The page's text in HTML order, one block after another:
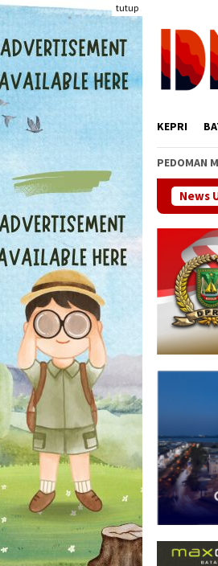
Loncat
ke
konten
tutup
KEPRI
PEDOMAN
News
Wagub Kepri Nyanyang